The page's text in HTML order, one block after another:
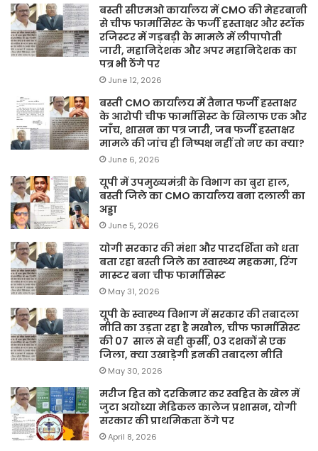
बस्ती सीएमओ कार्यालय में CMO की मेहरबानी
से चीफ फार्मासिस्ट के फर्जी हस्ताक्षर और स्टॉक
रजिस्टर में गड़बड़ी के मामले में लीपापोती
जारी, महानिदेशक और अपर महानिदेशक का
पत्र भी ठेंगे पर
June 12, 2026
बस्ती CMO कार्यालय में तैनात फर्जी हस्ताक्षर
के आरोपी चीफ फार्मासिस्ट के खिलाफ एक और
जाँच, शासन का पत्र जारी, जब फर्जी हस्ताक्षर
मामले की जांच ही निष्पक्ष नहीं तो नए का क्या?
June 6, 2026
यूपी में उपमुख्यमंत्री के विभाग का बुरा हाल,
बस्ती जिले का CMO कार्यालय बना दलाली का
अड्डा
June 5, 2026
योगी सरकार की मंशा और पारदर्शिता को धता
बता रहा बस्ती जिले का स्वास्थ्य महकमा, रिंग
मास्टर बना चीफ फार्मासिस्ट
May 31, 2026
यूपी के स्वास्थ्य विभाग में सरकार की तबादला
नीति का उड़ता रहा है मखौल, चीफ फार्मासिस्ट
की 07 साल से वही कुर्सी, 03 दशकों से एक
जिला, क्या उखाड़ेगी इनकी तबादला नीति
May 30, 2026
मरीज हित को दरकिनार कर स्वहित के खेल में
जुटा अयोध्या मेडिकल कालेज प्रशासन, योगी
सरकार की प्राथमिकता ठेंगे पर
April 8, 2026